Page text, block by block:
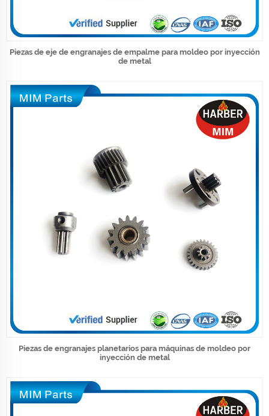
Piezas de eje de engranajes de empalme para moldeo por inyección
de metal
Piezas de engranajes planetarios para máquinas de moldeo por
inyección de metal